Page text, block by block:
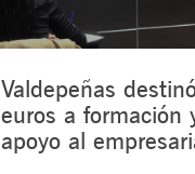
Valdepeñas
euros a formación
apoyo al